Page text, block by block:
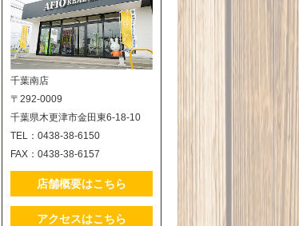
千葉南店
〒292-0009
千葉県木更津市金田東6-18-10
TEL：0438-38-6150
FAX：0438-38-6157
店舗概要はこちら
アクセスはこちら